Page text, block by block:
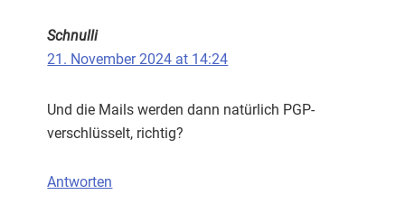
Schnulli
21. November 2024 at 14:24
Und die Mails werden dann natürlich PGP-
verschlüsselt, richtig?
Antworten